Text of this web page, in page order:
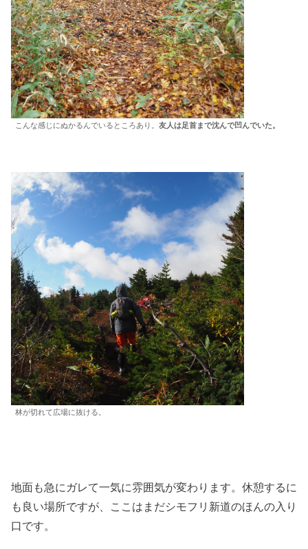
こんな感じにぬかるんでいるところあり。 友人は足首まで沈んで凹んでいた。
林が切れて広場に抜ける。
地面も急にガレて一気に雰囲気が変わります。休憩するに
も良い場所ですが、ここはまだシモフリ新道のほんの入り
口です。